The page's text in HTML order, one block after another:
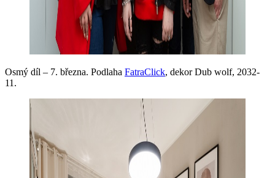
Osmý díl – 7. března. Podlaha FatraClick, dekor Dub wolf, 2032-
11.